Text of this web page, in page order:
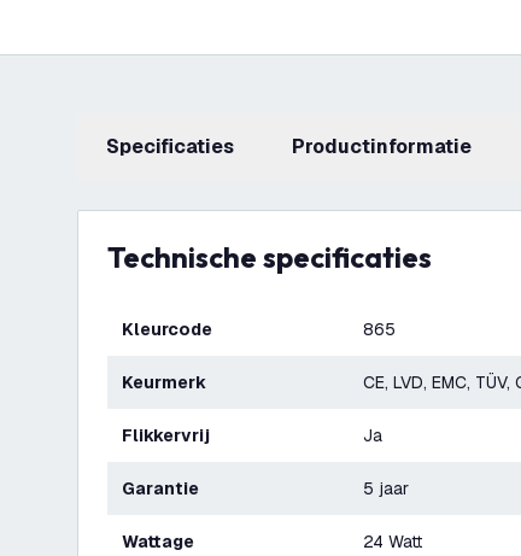
Specificaties productinformatie
Technische specificaties
Kleurcode 865
Keurmerk CE, LVD, EMC, TÜV,
Flikkervrij Ja
Garantie 5 jaar
Wattage 24 Watt